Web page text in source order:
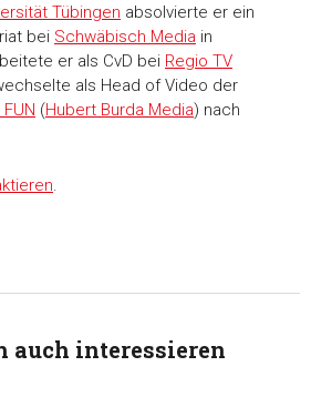
Tübingen absolvierte er ein
bei Schwäbisch Media in
er als CvD bei Regio TV
als Head of Video der
FUN (Hubert Burda Media) nach
.
auch interessieren